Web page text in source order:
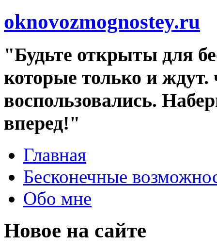
oknovozmognostey.ru
"Будьте открыты для
которые только и
воспользовались.
вперед!"
Главная
Бесконечные
Обо мне
Новое на сайте